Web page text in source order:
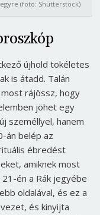
(fotó: Shutterstock)
újhold tökéletes
is átadd. Talán
rájössz, hogy
jöhet egy
személlyel, hanem
án belép az
ébredést
amiknek most
én a Rák jegyébe
oldalával, és ez a
és kinyijta